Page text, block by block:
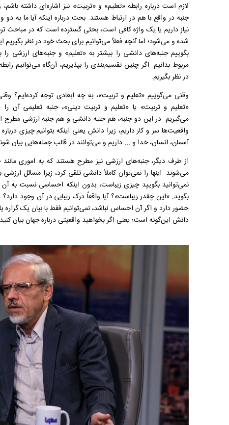
لازم است درباره رابطه «تعلیم» و «تربیت» نیز اشاره‌ای داشته باشم،
جنبه در واقع با هم در ارتباط هستند. بحث درباره اینکه آیا ما به دو
نیاز داریم یا یک واژه کافی است، بحثی گسترده است که در مباحث
شده و می‌شود؛ اما آنچه فعلاً می‌توانیم برای بحث خود در نظر
بگوییم جنبه‌های دانشی را بیشتر به «تعلیم» و جنبه‌های ارزشی را
مربوط بدانیم. اگر چنین تقسیم‌بندی را بپذیریم، آن‌گاه می‌توانیم
در نظر بگیریم.
وقتی می‌گوییم «تعلیم و تربیت»، به چه ابعادی توجه کرده‌ایم؟
«تعلیم و تربیت» یا «تعلیم و تربیت دینی»، جنبه تعلیمی آن
می‌گیریم. در این دو جنبه، هم جنبه دانشی و هم جنبه ارزشی
واقعیت‌ها سر و کار داریم، زیرا دانش یعنی اینکه بتوانیم چیزی
آسمان، انسان، خدا و ... داریم و می‌توانند در قالب جمله‌هایی بیان
از طرف دیگر، جنبه‌های ارزشی نیز مطرح هستند که به اموری
می‌شوند. اینها را نمی‌توان کاملاً دانشی تلقی کرد، زیرا مسائل
نمی‌توانید بگویید چیزی زیباست، بدون اینکه احساسی نسبت به
بگوید: «این چقدر زیباست»؟ آیا واقعاً درک زیبایی در آن وجود
حضور دارد و اگر آن احساس نباشد، نمی‌توانیم فقط با بیان یک گزاره
دانش این‌گونه است؛ یعنی اگر بخواهید واقعیتی درباره جهان بیان